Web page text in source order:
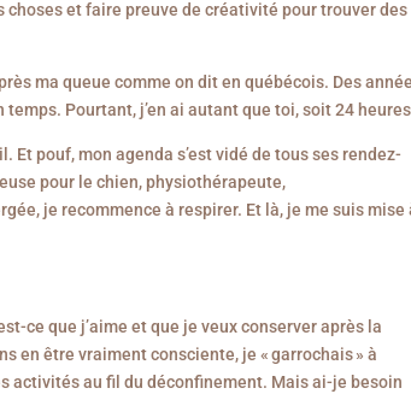
et faire preuve de créativité pour trouver des
ma queue comme on dit en québécois. Des
Pourtant, j’en ai autant que toi, soit 24
pouf, mon agenda s’est vidé de tous ses rendez-
pour le chien, physiothérapeute,
je recommence à respirer. Et là, je me suis mise
ce que j’aime et que je veux conserver après la
en être vraiment consciente, je « garrochais » à
activités au fil du déconfinement. Mais ai-je besoin